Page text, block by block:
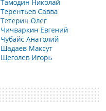
Тамодин Николай
Терентьев Савва
Тетерин Олег
Чичваркин Евгений
Чубайс Анатолий
Шадаев Максут
Щеголев Игорь